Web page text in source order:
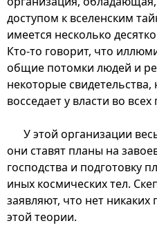
доступом к вселенским
имеется несколько
Кто-то говорит, что
общие потомки людей и
некоторые
восседает у власти во
У этой организации
они ставят планы на
господства и подготовку
иных космических тел.
заявляют, что нет никаких
этой теории.